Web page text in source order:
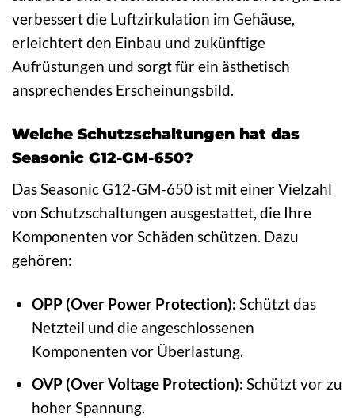
verbessert die Luftzirkulation im Gehäuse,
erleichtert den Einbau und zukünftige
Aufrüstungen und sorgt für ein ästhetisch
ansprechendes Erscheinungsbild.
Welche Schutzschaltungen hat das
Seasonic G12-GM-650?
Das Seasonic G12-GM-650 ist mit einer Vielzahl
von Schutzschaltungen ausgestattet, die Ihre
Komponenten vor Schäden schützen. Dazu
gehören:
OPP (Over Power Protection): Schützt das
Netzteil und die angeschlossenen
Komponenten vor Überlastung.
OVP (Over Voltage Protection): Schützt vor zu
hoher Spannung.